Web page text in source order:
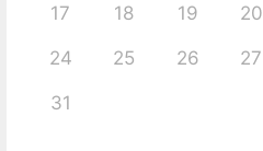
17 18 19 20
24 25 26 27
31